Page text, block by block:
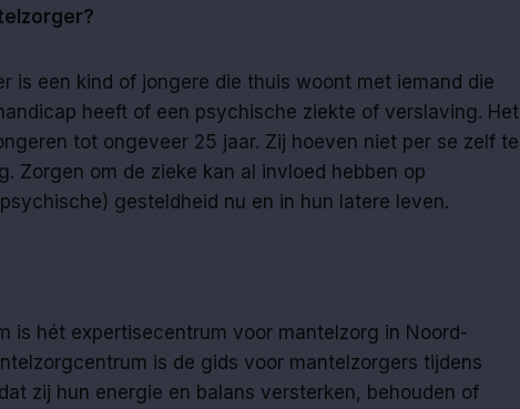
is een kind of jongere die thuis woont met iemand die
heeft of een psychische ziekte of verslaving. Het
tot ongeveer 25 jaar. Zij hoeven niet per se zelf te
Zorgen om de zieke kan al invloed hebben op
gesteldheid nu en in hun latere leven.
is hét expertisecentrum voor mantelzorg in Noord-
is de gids voor mantelzorgers tijdens
zij hun energie en balans versterken, behouden of